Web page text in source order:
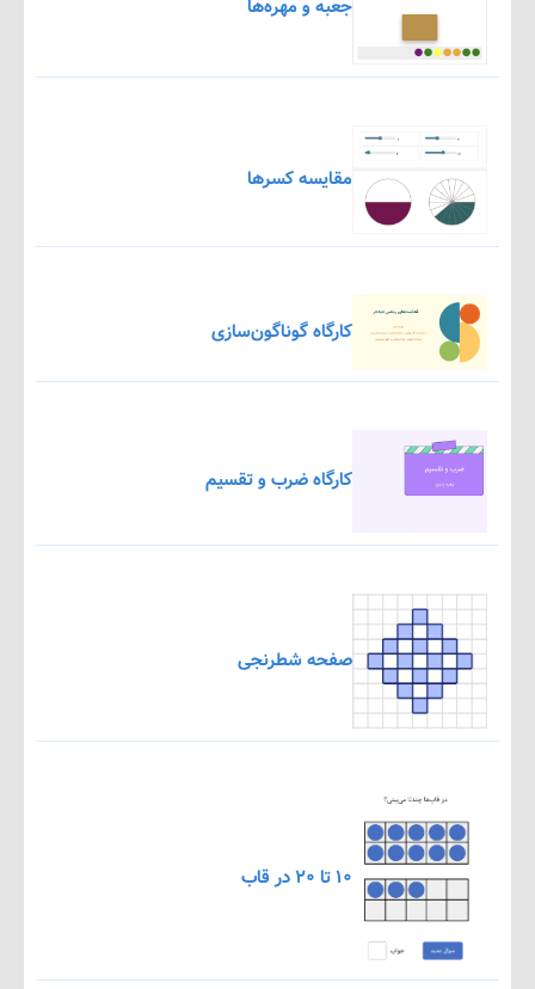
جعبه و مهره‌ها
مقایسه کسرها
کارگاه گوناگون‌سازی
کارگاه ضرب و تقسیم
صفحه شطرنجی
۱۰ تا ۲۰ در قاب